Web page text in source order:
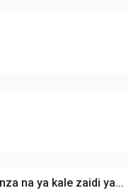
na ya kale zaidi ya...